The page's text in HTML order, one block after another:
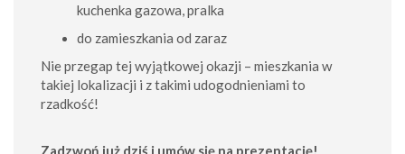
kuchenka gazowa, pralka
do zamieszkania od zaraz
Nie przegap tej wyjątkowej okazji – mieszkania w
takiej lokalizacji i z takimi udogodnieniami to
rzadkość!
Zadzwoń już dziś i umów się na prezentację!